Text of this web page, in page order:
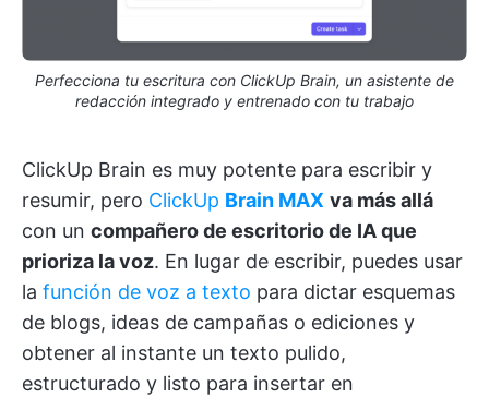
Perfecciona tu escritura con ClickUp Brain, un asistente de
redacción integrado y entrenado con tu trabajo
ClickUp Brain es muy potente para escribir y
resumir, pero ClickUp Brain MAX va más allá
con un compañero de escritorio de IA que
prioriza la voz. En lugar de escribir, puedes usar
la función de voz a texto para dictar esquemas
de blogs, ideas de campañas o ediciones y
obtener al instante un texto pulido,
estructurado y listo para insertar en